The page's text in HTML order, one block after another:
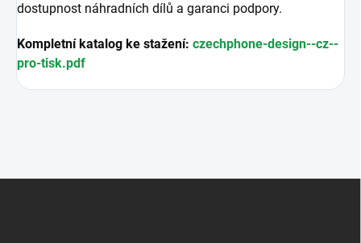
dostupnost náhradních dílů a garanci podpory.
Kompletní katalog ke stažení: czechphone-design--cz--
pro-tisk.pdf